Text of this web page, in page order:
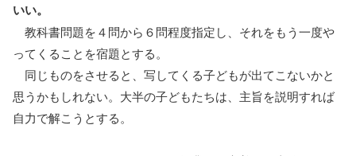
いい。
教科書問題を４問から６問程度指定し、それをもう一度や
ってくることを宿題とする。
同じものをさせると、写してくる子どもが出てこないかと
思うかもしれない。大半の子どもたちは、主旨を説明すれば
自力で解こうとする。